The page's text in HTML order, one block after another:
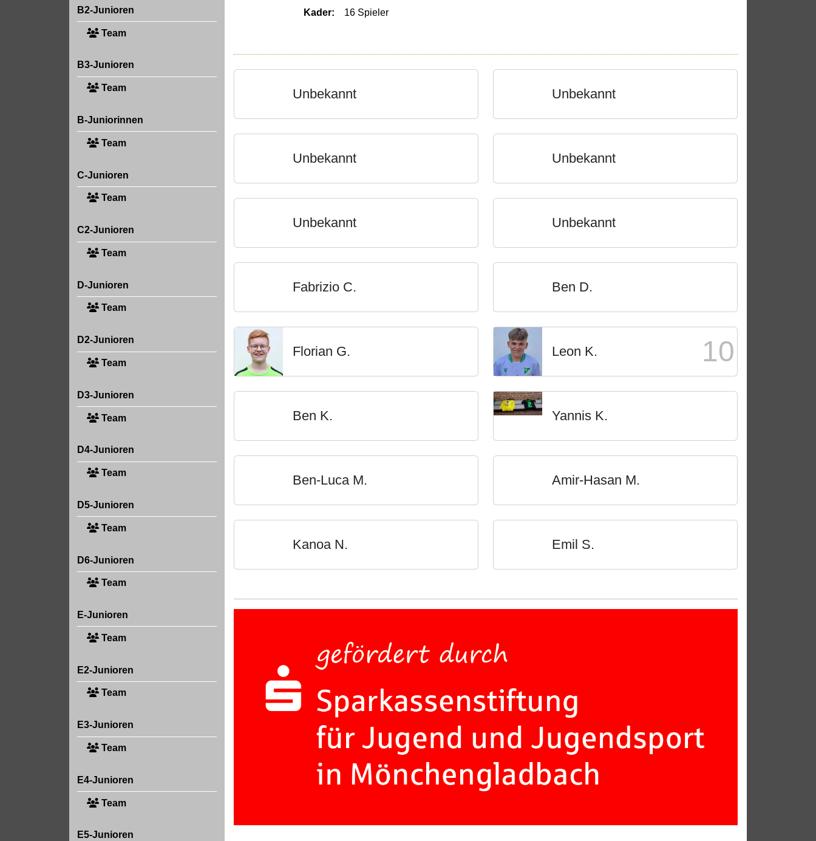
B2-Junioren
Team
B3-Junioren
Team
B-Juniorinnen
Team
C-Junioren
Team
C2-Junioren
Team
D-Junioren
Team
D2-Junioren
Team
D3-Junioren
Team
D4-Junioren
Team
D5-Junioren
Team
D6-Junioren
Team
E-Junioren
Team
E2-Junioren
Team
E3-Junioren
Team
E4-Junioren
Team
E5-Junioren
Kader:
16 Spieler
Unbekannt Unbekannt
Unbekannt Unbekannt
Unbekannt Unbekannt
Fabrizio C. Ben D.
Florian G. Leon K. 10
Ben K. Yannis K.
Ben-Luca M. Amir-Hasan M.
Kanoa N. Emil S.